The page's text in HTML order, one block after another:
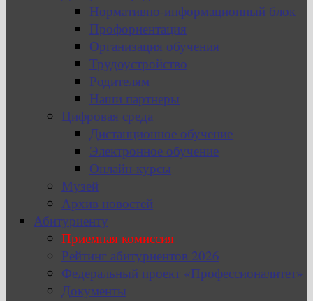
Нормативно-информационный блок
Профориентация
Организация обучения
Трудоустройство
Родителям
Наши партнеры
Цифровая среда
Дистанционное обучение
Электронное обучение
Онлайн-курсы
Музей
Архив новостей
Абитуриенту
Приемная комиссия
Рейтинг абитуриентов 2026
Федеральный проект «Профессионалитет»
Документы